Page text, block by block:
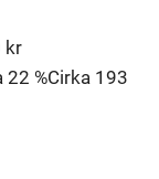
kr
22 %Cirka 193